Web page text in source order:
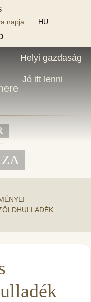
napja
HU
Helyi gazdaság
Jó itt lenni